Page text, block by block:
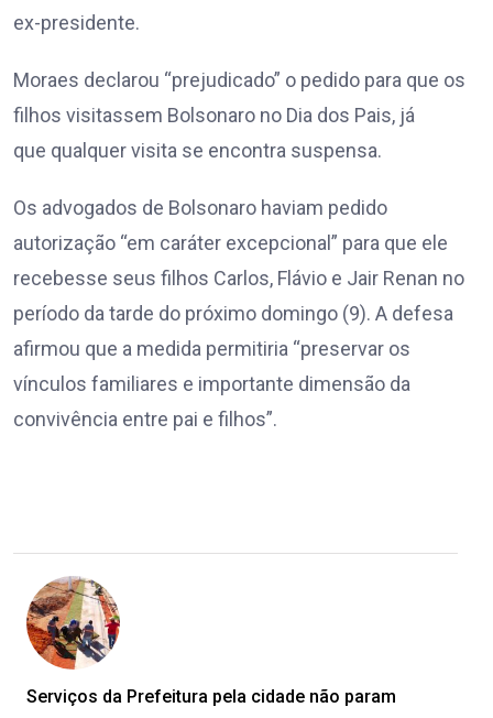
ex-presidente.
Moraes declarou “prejudicado” o pedido para que os
filhos visitassem Bolsonaro no Dia dos Pais, já
que qualquer visita se encontra suspensa.
Os advogados de Bolsonaro haviam pedido
autorização “em caráter excepcional” para que ele
recebesse seus filhos Carlos, Flávio e Jair Renan no
período da tarde do próximo domingo (9). A defesa
afirmou que a medida permitiria “preservar os
vínculos familiares e importante dimensão da
convivência entre pai e filhos”.
Serviços da Prefeitura pela cidade não param